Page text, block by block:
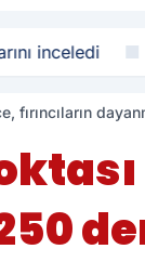
inceledi
fırıncıların